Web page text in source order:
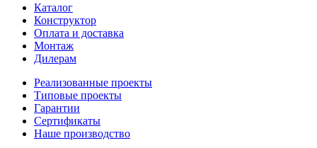
Каталог
Конструктор
Оплата и доставка
Монтаж
Дилерам
Реализованные проекты
Типовые проекты
Гарантии
Сертификаты
Наше производство